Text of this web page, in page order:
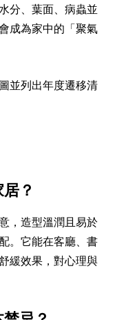
分、葉面、病蟲並
成為家中的「聚氣
並列出年度遷移清
？
，造型溫潤且易於
。它能在客廳、書
緩效果，對心理與